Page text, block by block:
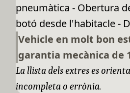
pneumàtica - Obertura
botó desde l'habitacle -
Vehicle en molt bon
garantia mecànica de
La llista dels extres es
incompleta o errònia.